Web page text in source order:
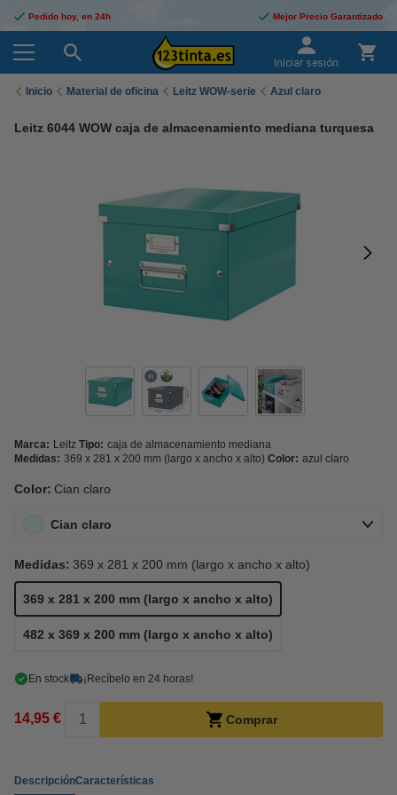
Pedido hoy, en 24h Mejor Precio Garantizado
Iniciar sesión
Inicio Material de oficina Leitz WOW-serie Azul claro
Leitz 6044 WOW caja de almacenamiento mediana turquesa
Marca: Leitz Tipo: caja de almacenamiento mediana
Medidas: 369 x 281 x 200 mm (largo x ancho x alto) Color: azul claro
Color: Cian claro
Cian claro
Medidas: 369 x 281 x 200 mm (largo x ancho x alto)
369 x 281 x 200 mm (largo x ancho x alto)
482 x 369 x 200 mm (largo x ancho x alto)
En stock ¡Recíbelo en 24 horas!
14,95 € Comprar
DescripciónCaracterísticas